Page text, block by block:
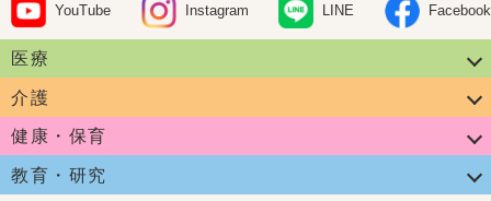
YouTube Instagram LINE Facebook
医療
介護
健康・保育
教育・研究